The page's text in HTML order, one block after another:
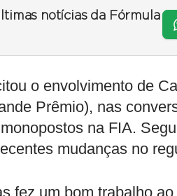
notícias da Fórmula
o envolvimento de
Prêmio), nas
na FIA.
mudanças no
fez um bom trabalho